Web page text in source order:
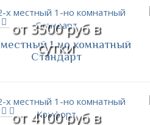
от 3500 руб в
сутки
1-но комнатный
Стандарт
от 4100 руб в